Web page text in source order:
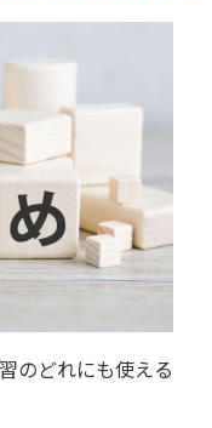
のどれにも使える